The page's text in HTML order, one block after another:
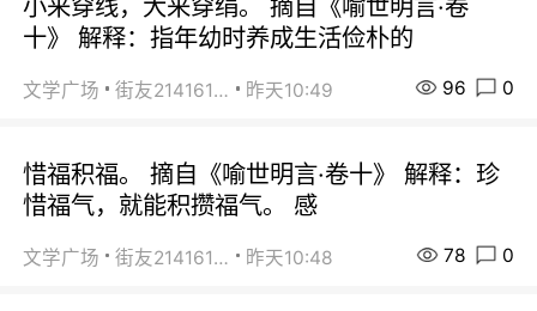
小来穿线，大来穿绢。 摘自《喻世明言·卷
十》 解释：指年幼时养成生活俭朴的
文学广场 街友21416156 昨天10:49 96 0
惜福积福。 摘自《喻世明言·卷十》 解释：珍
惜福气，就能积攒福气。 感
文学广场 街友21416156 昨天10:48 78 0